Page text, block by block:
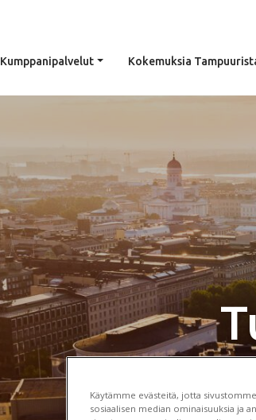
Kumppanipalvelut Kokemuksia
Käytämme evästeitä, jotta
sosiaalisen median ominaisuuksia ja